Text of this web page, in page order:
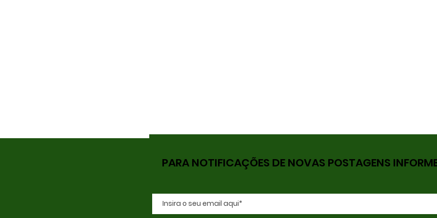
O Segredo por Trás da As Diferenças entre
PARA NOTIFICAÇÕES DE NOVAS POSTAGENS